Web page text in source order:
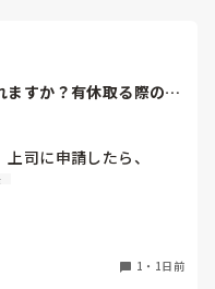
すか？有休取る際の、
司に申請したら、
と。
現の仕方良くないかも
みをとるから、代わり
していました。利用者か
1 ・ 1日前